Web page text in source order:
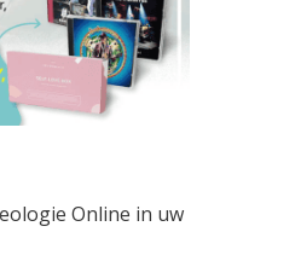
Online in uw